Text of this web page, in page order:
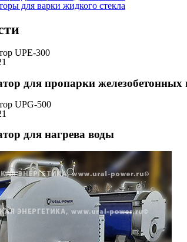
для пропарки железобетонных
для нагрева воды